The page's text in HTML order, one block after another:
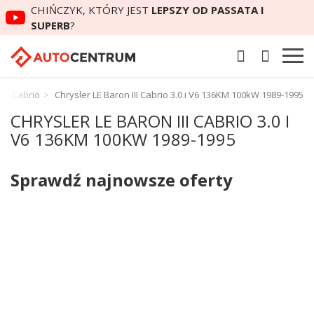
CHIŃCZYK, KTÓRY JEST LEPSZY OD PASSATA I
SUPERB?
Cabrio Chrysler LE Baron III Cabrio 3.0 i V6 136KM 100kW 1989-1995
CHRYSLER LE BARON III CABRIO 3.0 I
V6 136KM 100KW 1989-1995
Sprawdź najnowsze oferty